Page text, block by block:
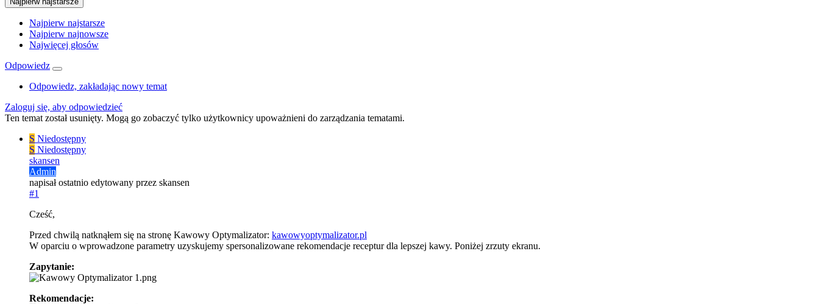
Najpierw najstarsze
Najpierw najnowsze
Najwięcej głosów
Odpowiedz
Odpowiedz, zakładając nowy temat
Zaloguj się, aby odpowiedzieć
Ten temat został usunięty. Mogą go zobaczyć tylko użytkownicy upoważnieni do zarządzania tematami.
S Niedostępny
S Niedostępny
skansen
Admin
napisałostatnio edytowany przez skansen
#1
Cześć,
Przed chwilą natknąłem się na stronę Kawowy Optymalizator: kawowyoptymalizator.pl
W oparciu o wprowadzone parametry uzyskujemy spersonalizowane rekomendacje receptur dla lepszej kawy. Poniżej zrzuty ekranu.
Zapytanie:
Rekomendacje: